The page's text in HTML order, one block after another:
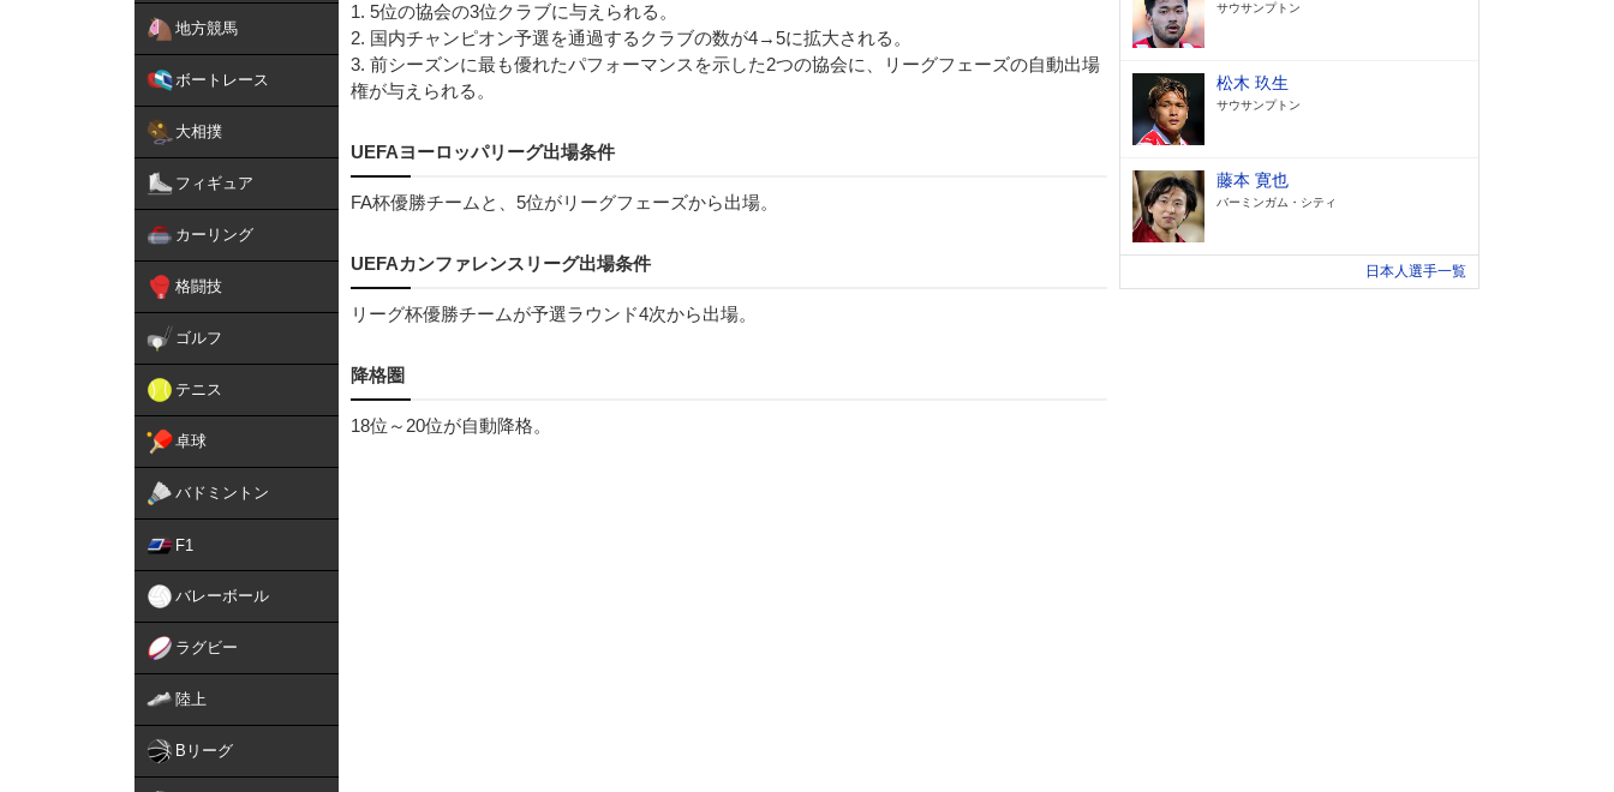
地方競馬
ボートレース
大相撲
フィギュア
カーリング
格闘技
ゴルフ
テニス
卓球
バドミントン
F1
バレーボール
ラグビー
陸上
Bリーグ
1. 5位の協会の3位クラブに与えられる。
2. 国内チャンピオン予選を通過するクラブの数が4→5に拡大される。
3. 前シーズンに最も優れたパフォーマンスを示した2つの協会に、リーグフェーズの自動出場
権が与えられる。
UEFAヨーロッパリーグ出場条件
FA杯優勝チームと、5位がリーグフェーズから出場。
UEFAカンファレンスリーグ出場条件
リーグ杯優勝チームが予選ラウンド4次から出場。
降格圏
18位～20位が自動降格。
サウサンプトン
松木 玖生
サウサンプトン
藤本 寛也
バーミンガム・シティ
日本人選手一覧